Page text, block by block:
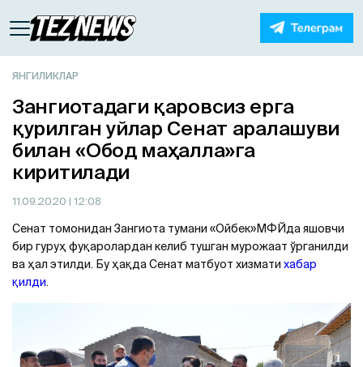
ЯНГИЛИКЛАР
Зангиотадаги қаровсиз ерга
қурилган уйлар Сенат аралашуви
билан «Обод маҳалла»га
киритилади
11.09.2020 | 12:08
Сенат томонидан Зангиота тумани «Ойбек»МФЙда яшовчи
бир гуруҳ фуқаролардан келиб тушган мурожаат ўрганилди
ва ҳал этилди. Бу ҳақда Сенат матбуот хизмати хабар
қилди.